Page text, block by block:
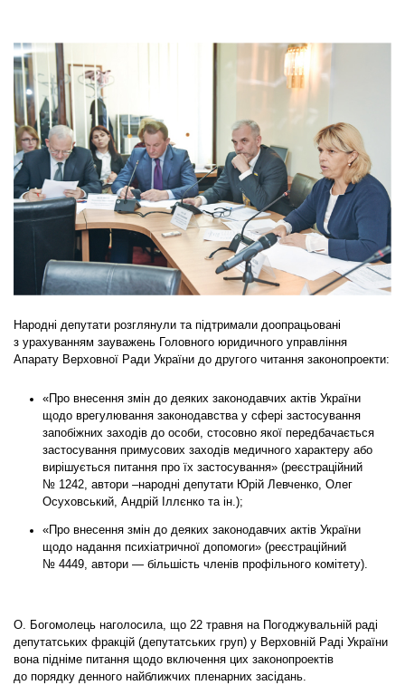
Народні депутати розглянули та підтримали доопрацьовані
з урахуванням зауважень Головного юридичного управління
Апарату Верховної Ради України до другого читання законопроекти:
«Про внесення змін до деяких законодавчих актів України
щодо врегулювання законодавства у сфері застосування
запобіжних заходів до особи, стосовно якої передбачається
застосування примусових заходів медичного характеру або
вирішується питання про їх застосування» (реєстраційний
№ 1242, автори –народні депутати Юрій Левченко, Олег
Осуховський, Андрій Іллєнко та ін.);
«Про внесення змін до деяких законодавчих актів України
щодо надання психіатричної допомоги» (реєстраційний
№ 4449, автори — більшість членів профільного комітету).
О. Богомолець наголосила, що 22 травня на Погоджувальній раді
депутатських фракцій (депутатських груп) у Верховній Раді України
вона підніме питання щодо включення цих законопроектів
до порядку денного найближчих пленарних засідань.